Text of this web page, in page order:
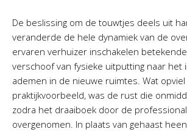
De beslissing om de touwtjes deels uit
veranderde de hele dynamiek van de
ervaren verhuizer inschakelen
verschoof van fysieke uitputting naar
ademen in de nieuwe ruimtes. Wat
praktijkvoorbeeld, was de rust die
zodra het draaiboek door de
overgenomen. In plaats van gehaast